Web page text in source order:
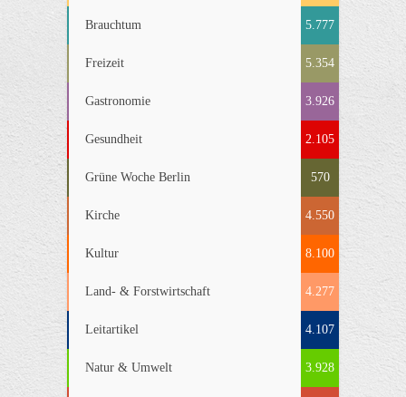
Brauchtum 5.777
Freizeit 5.354
Gastronomie 3.926
Gesundheit 2.105
Grüne Woche Berlin 570
Kirche 4.550
Kultur 8.100
Land- & Forstwirtschaft 4.277
Leitartikel 4.107
Natur & Umwelt 3.928